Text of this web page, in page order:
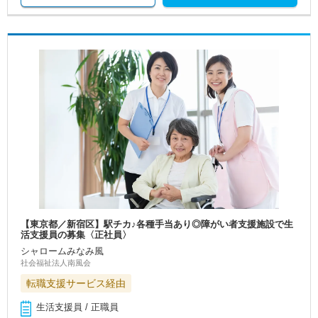
【東京都／新宿区】駅チカ♪各種手当あり◎障がい者支援施設で生
活支援員の募集〈正社員〉
シャロームみなみ風
社会福祉法人南風会
転職支援サービス経由
生活支援員 / 正職員